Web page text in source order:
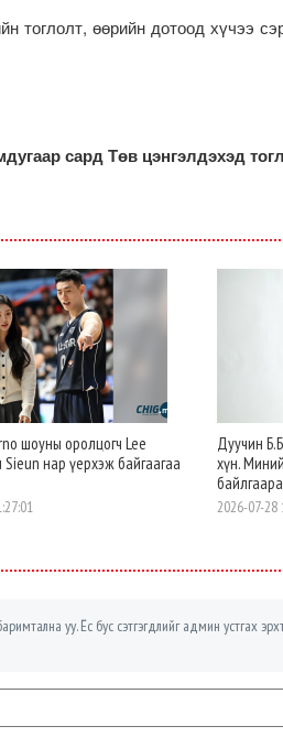
тоглолт, өөрийн дотоод хүчээ
сард Төв цэнгэлдэхэд
шоуны оролцогч Lee
Sieun нар үерхэж байгаагаа
Дуучин
хүн.
2026-07-28
уу. Ёс бус сэтгэгдлийг админ устгах